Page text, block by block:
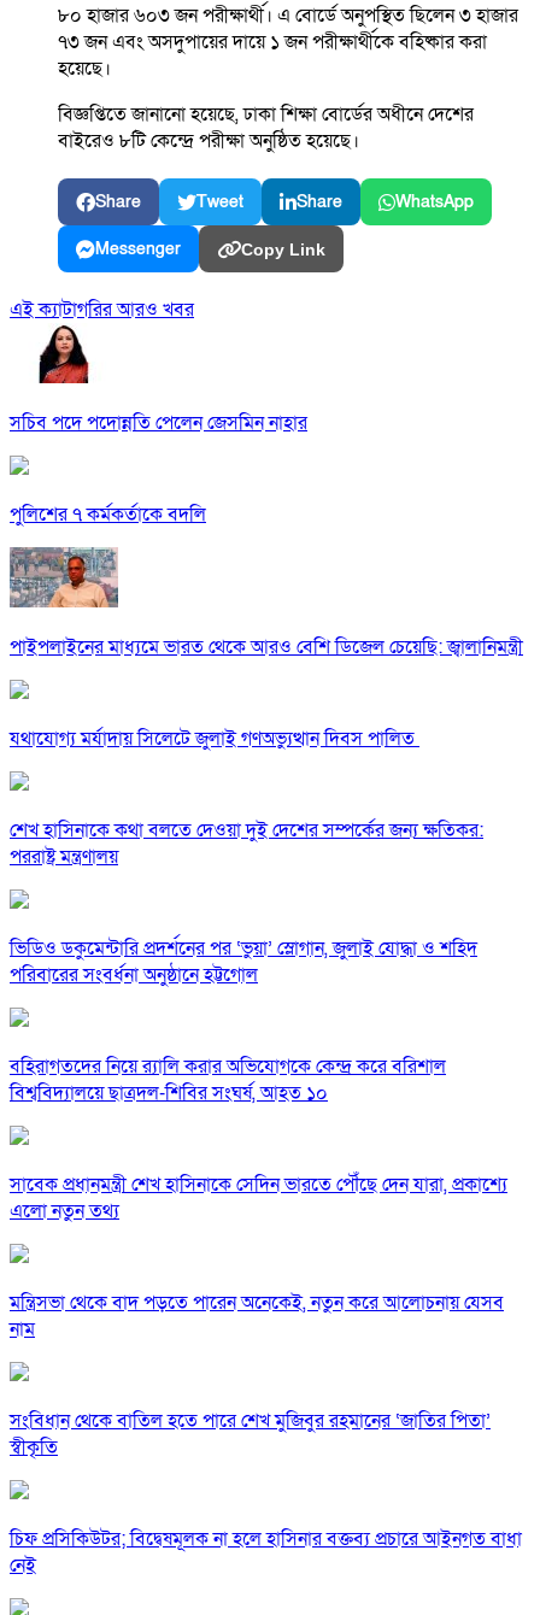
৮০ হাজার ৬০৩ জন পরীক্ষার্থী। এ বোর্ডে অনুপস্থিত ছিলেন ৩ হাজার
৭৩ জন এবং অসদুপায়ের দায়ে ১ জন পরীক্ষার্থীকে বহিষ্কার করা
হয়েছে।
বিজ্ঞপ্তিতে জানানো হয়েছে, ঢাকা শিক্ষা বোর্ডের অধীনে দেশের
বাইরেও ৮টি কেন্দ্রে পরীক্ষা অনুষ্ঠিত হয়েছে।
Share Tweet Share WhatsApp
Messenger Copy Link
এই ক্যাটাগরির আরও খবর
সচিব পদে পদোন্নতি পেলেন জেসমিন নাহার
পুলিশের ৭ কর্মকর্তাকে বদলি
পাইপলাইনের মাধ্যমে ভারত থেকে আরও বেশি ডিজেল চেয়েছি: জ্বালানিমন্ত্রী
যথাযোগ্য মর্যাদায় সিলেটে জুলাই গণঅভ্যুত্থান দিবস পালিত
শেখ হাসিনাকে কথা বলতে দেওয়া দুই দেশের সম্পর্কের জন্য ক্ষতিকর:
পররাষ্ট্র মন্ত্রণালয়
ভিডিও ডকুমেন্টারি প্রদর্শনের পর ‘ভুয়া’ স্লোগান, জুলাই যোদ্ধা ও শহিদ
পরিবারের সংবর্ধনা অনুষ্ঠানে হট্টগোল
বহিরাগতদের নিয়ে র‍্যালি করার অভিযোগকে কেন্দ্র করে বরিশাল
বিশ্ববিদ্যালয়ে ছাত্রদল-শিবির সংঘর্ষ, আহত ১০
সাবেক প্রধানমন্ত্রী শেখ হাসিনাকে সেদিন ভারতে পৌঁছে দেন যারা, প্রকাশ্যে
এলো নতুন তথ্য
মন্ত্রিসভা থেকে বাদ পড়তে পারেন অনেকেই, নতুন করে আলোচনায় যেসব
নাম
সংবিধান থেকে বাতিল হতে পারে শেখ মুজিবুর রহমানের ‘জাতির পিতা’
স্বীকৃতি
চিফ প্রসিকিউটর; বিদ্বেষমূলক না হলে হাসিনার বক্তব্য প্রচারে আইনগত বাধা
নেই